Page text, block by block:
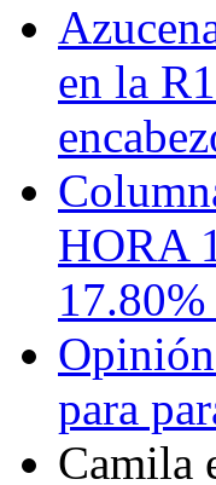
en la
HORA
para
Camila